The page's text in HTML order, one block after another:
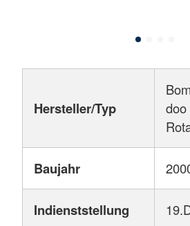
Hersteller/Typ
doo
Baujahr
Indienststellung